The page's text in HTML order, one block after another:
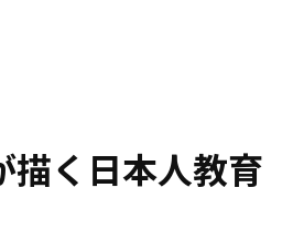
描く日本人教育